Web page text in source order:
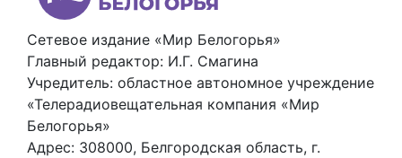
Сетевое издание «Мир Белогорья»
Главный редактор: И.Г. Смагина
Учредитель: областное автономное учреждение
«Телерадиовещательная компания «Мир
Белогорья»
Адрес: 308000, Белгородская область, г.